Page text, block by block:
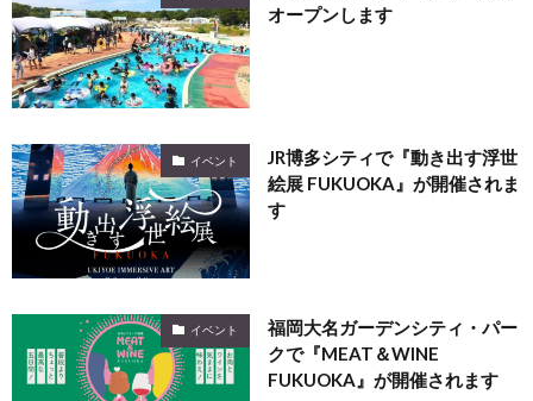
オープンします
イベント
JR博多シティで『動き出す浮世
絵展 FUKUOKA』が開催されま
す
イベント
福岡大名ガーデンシティ・パー
クで『MEAT＆WINE
FUKUOKA』が開催されます